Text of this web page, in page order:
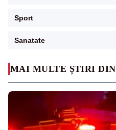
MAI MULTE ȘTIRI DIN
Sport
Sanatate